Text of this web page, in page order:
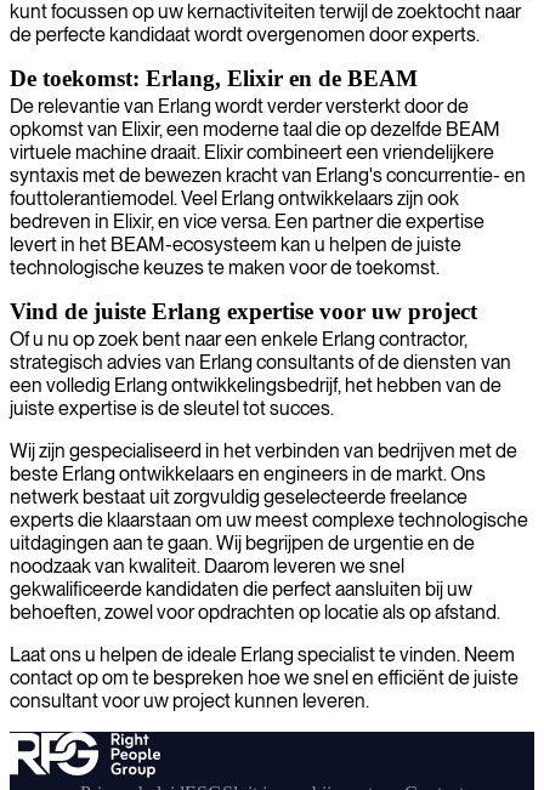
kunt focussen op uw kernactiviteiten terwijl de zoektocht naar
de perfecte kandidaat wordt overgenomen door experts.
De toekomst: Erlang, Elixir en de BEAM
De relevantie van Erlang wordt verder versterkt door de
opkomst van Elixir, een moderne taal die op dezelfde BEAM
virtuele machine draait. Elixir combineert een vriendelijkere
syntaxis met de bewezen kracht van Erlang's concurrentie- en
fouttolerantiemodel. Veel Erlang ontwikkelaars zijn ook
bedreven in Elixir, en vice versa. Een partner die expertise
levert in het BEAM-ecosysteem kan u helpen de juiste
technologische keuzes te maken voor de toekomst.
Vind de juiste Erlang expertise voor uw project
Of u nu op zoek bent naar een enkele Erlang contractor,
strategisch advies van Erlang consultants of de diensten van
een volledig Erlang ontwikkelingsbedrijf, het hebben van de
juiste expertise is de sleutel tot succes.
Wij zijn gespecialiseerd in het verbinden van bedrijven met de
beste Erlang ontwikkelaars en engineers in de markt. Ons
netwerk bestaat uit zorgvuldig geselecteerde freelance
experts die klaarstaan om uw meest complexe technologische
uitdagingen aan te gaan. Wij begrijpen de urgentie en de
noodzaak van kwaliteit. Daarom leveren we snel
gekwalificeerde kandidaten die perfect aansluiten bij uw
behoeften, zowel voor opdrachten op locatie als op afstand.
Laat ons u helpen de ideale Erlang specialist te vinden. Neem
contact op om te bespreken hoe we snel en efficiënt de juiste
consultant voor uw project kunnen leveren.